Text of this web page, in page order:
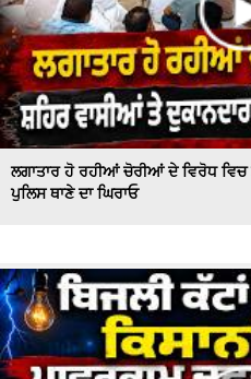
ਲਗਾਤਾਰ ਹੋ ਰਹੀਆਂ ਚੋਰੀਆਂ ਦੇ ਵਿਰੋਧ ਵਿਚ
ਪੁਲਿਸ ਥਾਣੇ ਦਾ ਘਿਰਾਓ